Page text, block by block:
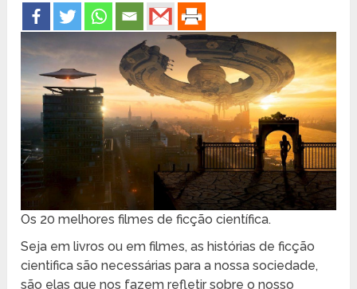
Os 20 melhores filmes de ficção científica.
Seja em livros ou em filmes, as histórias de ficção
cientifica são necessárias para a nossa sociedade,
são elas que nos fazem refletir sobre o nosso